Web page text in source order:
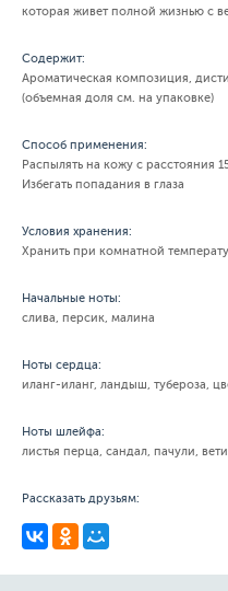
которая живет полной жизнью с
Содержит:
Ароматическая композиция,
(объемная доля см. на упаковке)
Способ применения:
Распылять на кожу с расстояния
Избегать попадания в глаза
Условия хранения:
Хранить при комнатной
Начальные ноты:
слива, персик, малина
Ноты сердца:
иланг-иланг, ландыш, тубероза,
Ноты шлейфа:
листья перца, сандал, пачули,
Рассказать друзьям: